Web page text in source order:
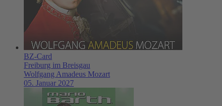
BZ-Card
Freiburg im Breisgau
Wolfgang Amadeus Mozart
05. Januar 2027